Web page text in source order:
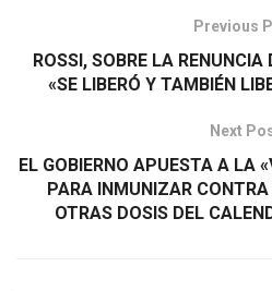
Previous
ROSSI, SOBRE LA
«SE LIBERÓ Y TAMBIÉN
Next
EL GOBIERNO APUESTA A LA
PARA INMUNIZAR
OTRAS DOSIS DEL